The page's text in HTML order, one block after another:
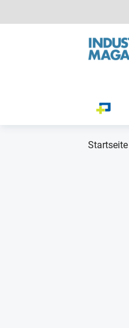
Startseite